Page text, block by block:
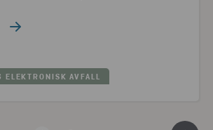
ELEKTRONISK AVFALL